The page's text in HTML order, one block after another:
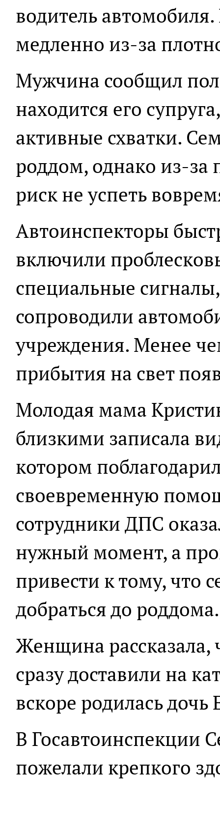
водитель
медленно из-за
Мужчина сообщил
находится его
активные схватки.
роддом, однако из-за
риск не успеть
Автоинспекторы
включили
специальные
сопроводили
учреждения. Менее
прибытия на свет
Молодая мама
близкими записала
котором
своевременную
сотрудники ДПС
нужный момент, а
привести к тому, что
добраться до роддома.
Женщина рассказала,
сразу доставили на
вскоре родилась дочь
В Госавтоинспекции
пожелали крепкого